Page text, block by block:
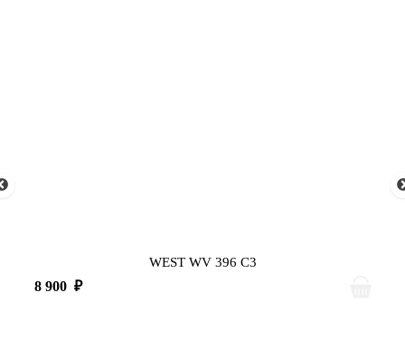
WEST WV 396 C3
8 900 ₽